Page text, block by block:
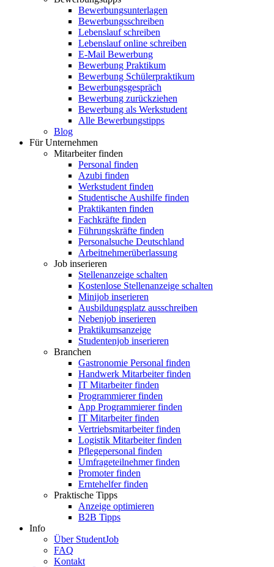
Bewerbungsunterlagen
Bewerbungsschreiben
Lebenslauf schreiben
Lebenslauf online schreiben
E-Mail Bewerbung
Bewerbung Praktikum
Bewerbung Schülerpraktikum
Bewerbungsgespräch
Bewerbung zurückziehen
Bewerbung als Werkstudent
Alle Bewerbungstipps
Blog
Für Unternehmen
Mitarbeiter finden
Personal finden
Azubi finden
Werkstudent finden
Studentische Aushilfe finden
Praktikanten finden
Fachkräfte finden
Führungskräfte finden
Personalsuche Deutschland
Arbeitnehmerüberlassung
Job inserieren
Stellenanzeige schalten
Kostenlose Stellenanzeige schalten
Minijob inserieren
Ausbildungsplatz ausschreiben
Nebenjob inserieren
Praktikumsanzeige
Studentenjob inserieren
Branchen
Gastronomie Personal finden
Handwerk Mitarbeiter finden
IT Mitarbeiter finden
Programmierer finden
App Programmierer finden
IT Mitarbeiter finden
Vertriebsmitarbeiter finden
Logistik Mitarbeiter finden
Pflegepersonal finden
Umfrageteilnehmer finden
Promoter finden
Erntehelfer finden
Praktische Tipps
Anzeige optimieren
B2B Tipps
Info
Über StudentJob
FAQ
Kontakt